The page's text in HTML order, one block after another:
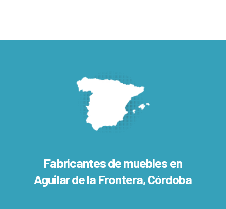
Fabricantes de muebles en
Aguilar de la Frontera, Córdoba